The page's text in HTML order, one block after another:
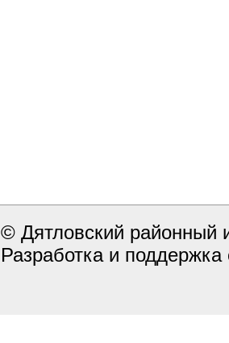
© Дятловский районный
Разработка и поддержка